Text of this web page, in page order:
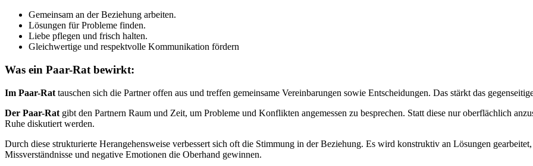
Gemeinsam an der Beziehung arbeiten.
Lösungen für Probleme finden.
Liebe pflegen und frisch halten.
Gleichwertige und respektvolle Kommunikation fördern
Was ein Paar-Rat bewirkt:
Im Paar-Rat tauschen sich die Partner offen aus und treffen gemeinsame Vereinbarungen sowie Entscheidungen. Das stärkt das
Der Paar-Rat gibt den Partnern Raum und Zeit, um Probleme und Konflikten angemessen zu besprechen. Statt diese nur oberflächlich
Ruhe diskutiert werden.
Durch diese strukturierte Herangehensweise verbessert sich oft die Stimmung in der Beziehung. Es wird konstruktiv an Lösungen
Missverständnisse und negative Emotionen die Oberhand gewinnen.